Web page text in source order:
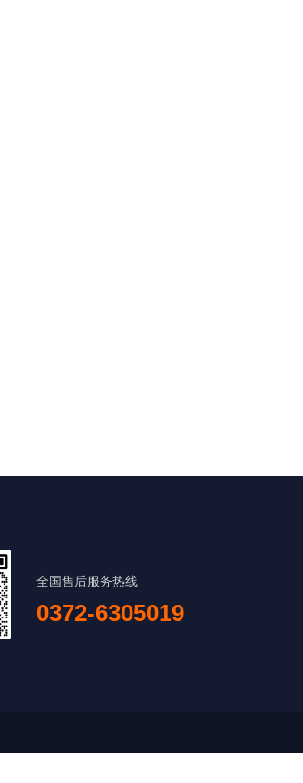
全国售后服务热线
0372-6305019